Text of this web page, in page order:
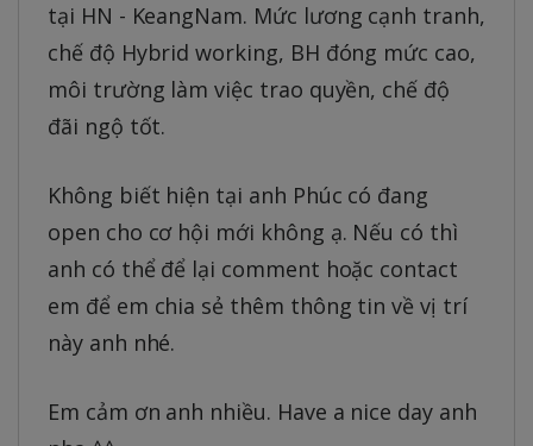
tại HN - KeangNam. Mức lương cạnh tranh,
chế độ Hybrid working, BH đóng mức cao,
môi trường làm việc trao quyền, chế độ
đãi ngộ tốt.
Không biết hiện tại anh Phúc có đang
open cho cơ hội mới không ạ. Nếu có thì
anh có thể để lại comment hoặc contact
em để em chia sẻ thêm thông tin về vị trí
này anh nhé.
Em cảm ơn anh nhiều. Have a nice day anh